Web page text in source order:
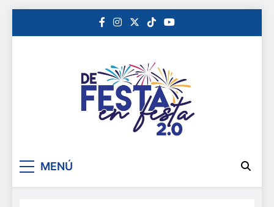
De festa en festa 2.0
MENÚ